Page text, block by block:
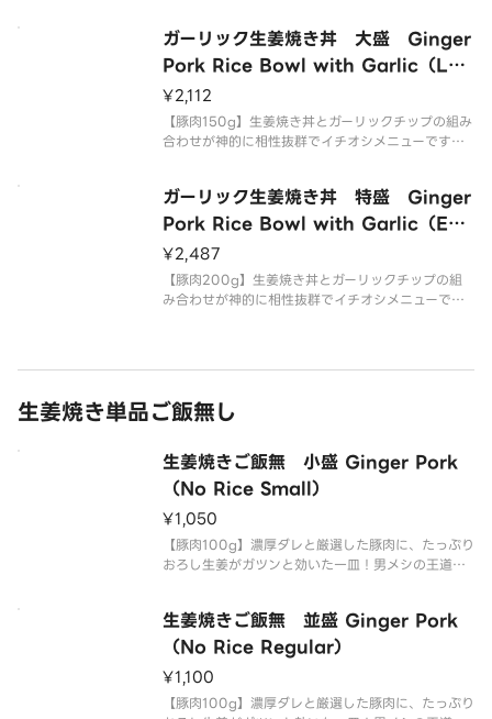
ガーリック生姜焼き丼 大盛 Ginger
Pork Rice Bowl with Garlic（Lar
ge）
¥2,112
【豚肉150g】生姜焼き丼とガーリックチップの組み
合わせが神的に相性抜群でイチオシメニューです！
ガーリック生姜焼き丼 特盛 Ginger
Pork Rice Bowl with Garlic（Extr
a Large）
¥2,487
【豚肉200g】生姜焼き丼とガーリックチップの組
み合わせが神的に相性抜群でイチオシメニューで
生姜焼き単品ご飯無し
生姜焼きご飯無 小盛 Ginger Pork
（No Rice Small）
¥1,050
【豚肉100g】濃厚ダレと厳選した豚肉に、たっぷり
おろし生姜がガツンと効いた一皿！男メシの王道、
生姜焼きご飯無 並盛 Ginger Pork
（No Rice Regular）
¥1,100
【豚肉100g】濃厚ダレと厳選した豚肉に、たっぷり